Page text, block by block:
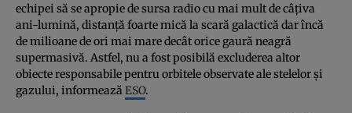
echipei să se apropie de sursa radio cu mai mult de câțiva
ani-lumină, distanță foarte mică la scară galactică dar încă
de milioane de ori mai mare decât orice gaură neagră
supermasivă. Astfel, nu a fost posibilă excluderea altor
obiecte responsabile pentru orbitele observate ale stelelor și
gazului, informează ESO.